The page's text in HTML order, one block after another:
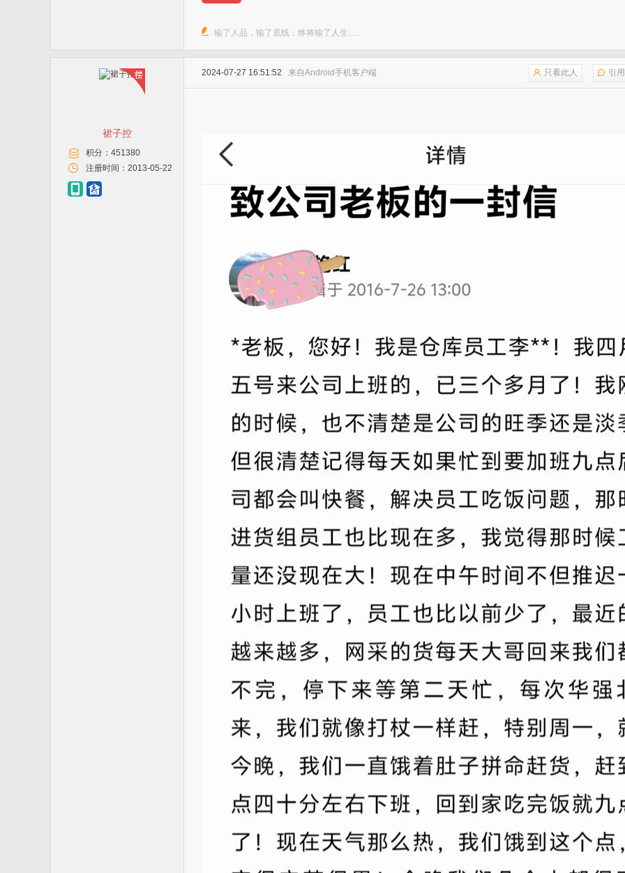
输了人品，输了底线，终将输了人生......
裙子控
积分： 451380
注册时间： 2013-05-22
只看此人 引用
2024-07-27 16:51:52 来自Android手机客户端